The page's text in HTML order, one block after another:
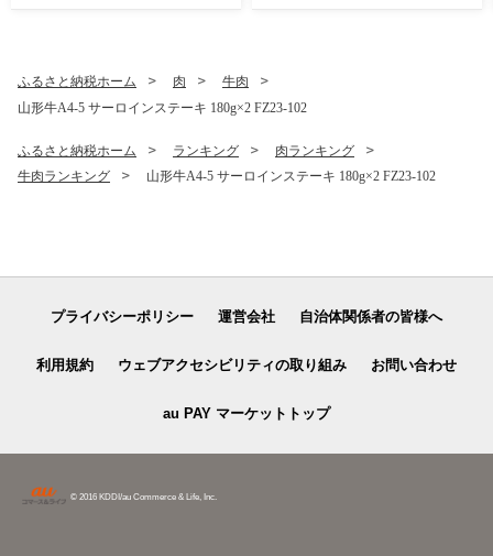
ふるさと納税ホーム 肉
牛肉
山形牛A4-5 サーロインステーキ 180g×2 FZ23-102
ふるさと納税ホーム ランキング
肉ランキング
牛肉ランキング
山形牛A4-5 サーロインステーキ 180g×2 FZ23-102
プライバシーポリシー 運営会社 自治体関係者の皆様へ
利用規約 ウェブアクセシビリティの取り組み お問い合わせ
au PAY マーケットトップ
© 2016 KDDI/au Commerce & Life, Inc.